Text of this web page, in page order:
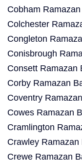
Cobham
Colchester
Congleton
Conisbrough
Consett Ramazan
Corby Ramazan
Coventry
Cowes Ramazan
Cramlington
Crawley Ramazan
Crewe Ramazan